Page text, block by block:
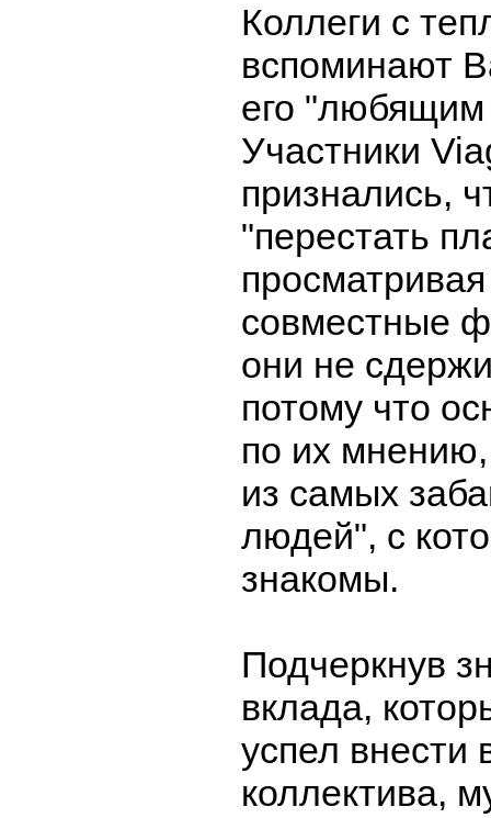
Коллеги с
вспоминают
его
Участники
признались,
"перестать
совместные
они не
потому что
по их
из самых
людей", с
знакомы.
Подчеркнув
вклада,
успел внести
коллектива,